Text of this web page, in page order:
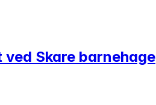
Skare barnehage